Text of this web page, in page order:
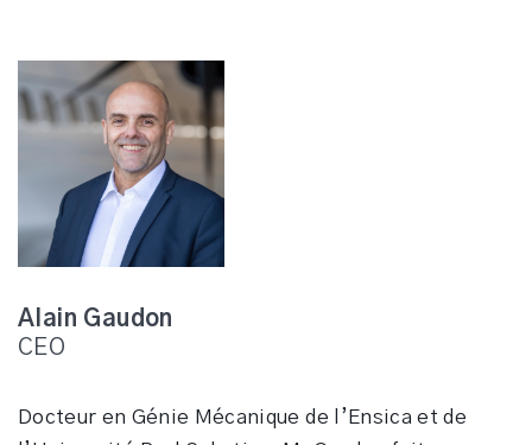
Alain Gaudon
CEO
Docteur en Génie Mécanique de l’Ensica et de